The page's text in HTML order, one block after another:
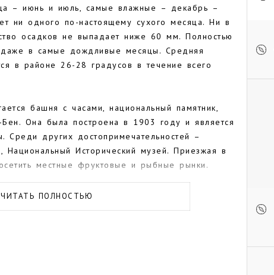
– июнь и июль, самые влажные – декабрь –
ни одного по-настоящему сухого месяца. Ни в
осадков не выпадает ниже 60 мм. Полностью
в самые дождливые месяцы. Средняя
в районе 26-28 градусов в течение всего
башня с часами, национальный памятник,
Она была построена в 1903 году и является
Среди других достопримечательностей –
Национальный Исторический музей. Приезжая в
местные фруктовые и рыбные рынки.
Непорочного Зачатия (римско-
(англиканский). Есть также баптистская и
ЧИТАТЬ ПОЛНОСТЬЮ